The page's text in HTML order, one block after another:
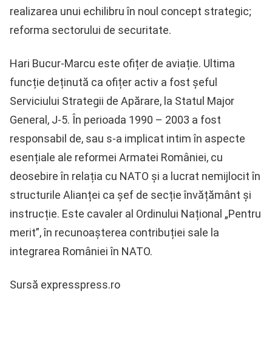
realizarea unui echilibru în noul concept strategic;
reforma sectorului de securitate.
Hari Bucur-Marcu este ofițer de aviație. Ultima
funcție deținută ca ofițer activ a fost șeful
Serviciului Strategii de Apărare, la Statul Major
General, J-5. În perioada 1990 – 2003 a fost
responsabil de, sau s-a implicat intim în aspecte
esențiale ale reformei Armatei României, cu
deosebire în relația cu NATO și a lucrat nemijlocit în
structurile Alianței ca șef de secție învățământ și
instrucție. Este cavaler al Ordinului Național „Pentru
merit”, în recunoașterea contribuției sale la
integrarea României în NATO.
Sursă expresspress.ro